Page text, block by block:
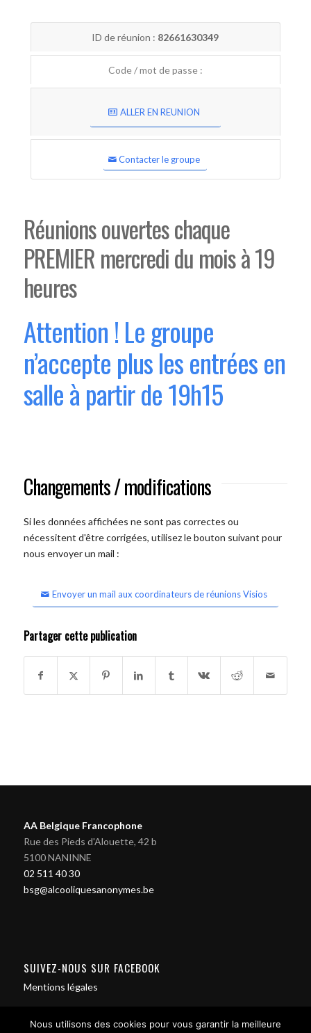
ID de réunion : 82661630349
Code / mot de passe :
ALLER EN REUNION
Contacter le groupe
Réunions ouvertes chaque
PREMIER mercredi du mois à 19
heures
Attention ! Le groupe
n’accepte plus les entrées en
salle à partir de 19h15
Changements / modifications
Si les données affichées ne sont pas correctes ou
nécessitent d'être corrigées, utilisez le bouton suivant pour
nous envoyer un mail :
Envoyer un mail aux coordinateurs de réunions Visios
Partager cette publication
AA Belgique Francophone
Rue des Pieds d'Alouette, 42 b
5100 NANINNE
02 511 40 30
bsg@alcooliquesanonymes.be
SUIVEZ-NOUS SUR FACEBOOK
Mentions légales
Nous utilisons des cookies pour vous garantir la meilleure